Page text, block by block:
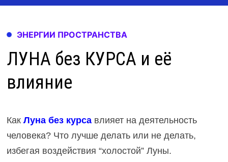
ЭНЕРГИИ ПРОСТРАНСТВА
ЛУНА без КУРСА и её
влияние
Как Луна без курсавлияет на деятельность
человека? Что лучше делать или не делать,
избегая воздействия “холостой” Луны.